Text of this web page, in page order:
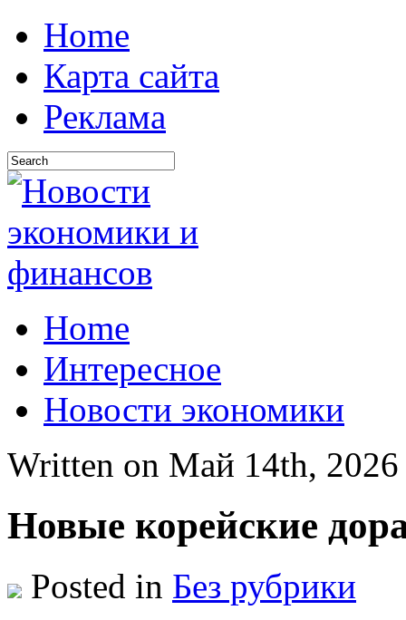
Home
Карта сайта
Реклама
Home
Интересное
Новости экономики
Written on Май 14th,
Новые корейские
Posted in Без рубрики